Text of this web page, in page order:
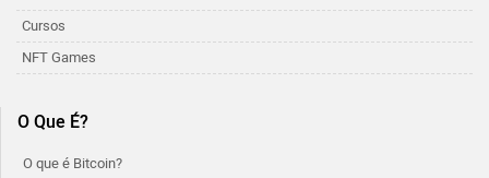
Cursos
NFT Games
O Que É?
O que é Bitcoin?